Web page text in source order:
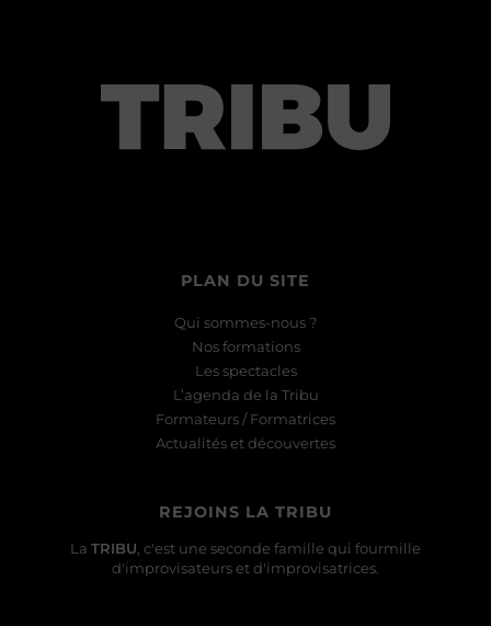
PLAN DU SITE
Qui sommes-nous ?
Nos formations
Les spectacles
L’agenda de la Tribu
Formateurs / Formatrices
Actualités et découvertes
REJOINS LA TRIBU
La TRIBU , c'est une seconde famille qui fourmille
d'improvisateurs et d'improvisatrices.